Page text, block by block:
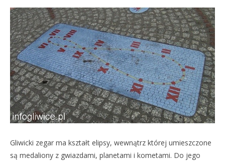
Gliwicki zegar ma kształt elipsy, wewnątrz której umieszczone
są medaliony z gwiazdami, planetami i kometami. Do jego